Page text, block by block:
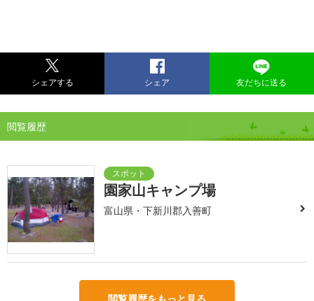
シェアする シェア 友だちに送る
閲覧履歴
園家山キャンプ場
富山県・下新川郡入善町